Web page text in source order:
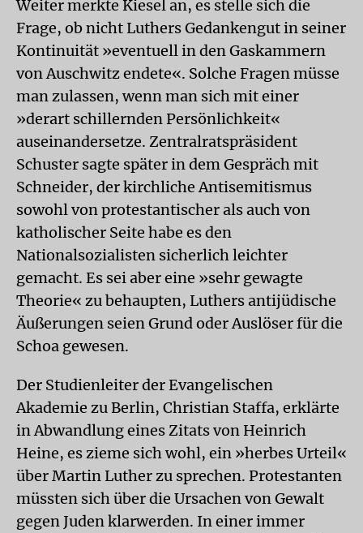
Weiter merkte Kiesel an, es stelle sich die
Frage, ob nicht Luthers Gedankengut in seiner
Kontinuität »eventuell in den Gaskammern
von Auschwitz endete«. Solche Fragen müsse
man zulassen, wenn man sich mit einer
»derart schillernden Persönlichkeit«
auseinandersetze. Zentralratspräsident
Schuster sagte später in dem Gespräch mit
Schneider, der kirchliche Antisemitismus
sowohl von protestantischer als auch von
katholischer Seite habe es den
Nationalsozialisten sicherlich leichter
gemacht. Es sei aber eine »sehr gewagte
Theorie« zu behaupten, Luthers antijüdische
Äußerungen seien Grund oder Auslöser für die
Schoa gewesen.
Der Studienleiter der Evangelischen
Akademie zu Berlin, Christian Staffa, erklärte
in Abwandlung eines Zitats von Heinrich
Heine, es zieme sich wohl, ein »herbes Urteil«
über Martin Luther zu sprechen. Protestanten
müssten sich über die Ursachen von Gewalt
gegen Juden klarwerden. In einer immer